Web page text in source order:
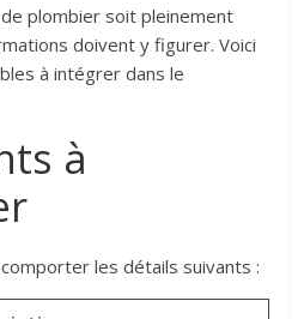
plombier soit pleinement
doivent y figurer. Voici
à intégrer dans le
à
les détails suivants :